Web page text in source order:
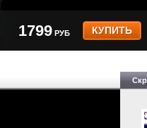
1799 РУБ КУПИТЬ